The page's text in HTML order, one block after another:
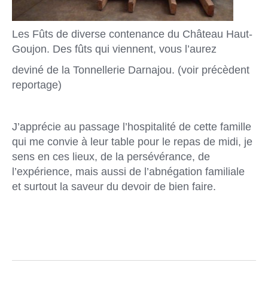
Les Fûts de diverse contenance du Château Haut-
Goujon. Des fûts qui viennent, vous l’aurez
deviné de la Tonnellerie Darnajou. (voir précèdent
reportage)
J’apprécie au passage l’hospitalité de cette famille
qui me convie à leur table pour le repas de midi, je
sens en ces lieux, de la persévérance, de
l’expérience, mais aussi de l’abnégation familiale
et surtout la saveur du devoir de bien faire.